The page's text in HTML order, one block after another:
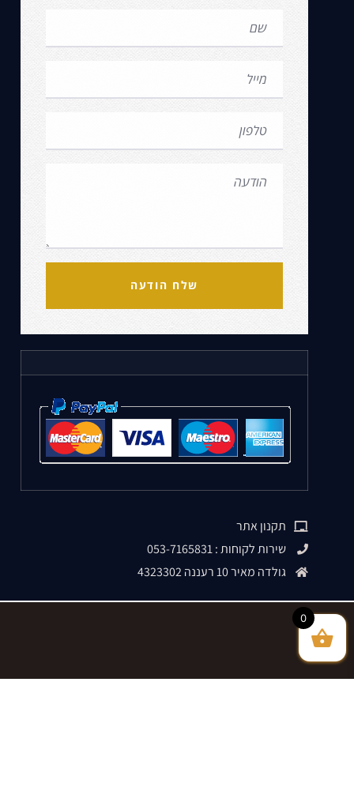
שלח הודעה
תקנון אתר
שירות לקוחות : 053-7165831
גולדה מאיר 10 רעננה 4323302
0